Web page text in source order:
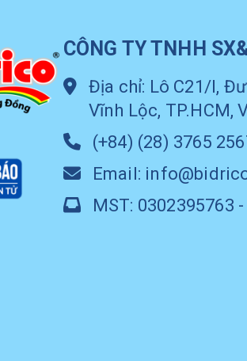
CÔNG TY TNHH
Địa chỉ: Lô C21/I,
Vĩnh Lộc, TP.HCM,
(+84) (28) 3765
Email:
MST: 0302395763